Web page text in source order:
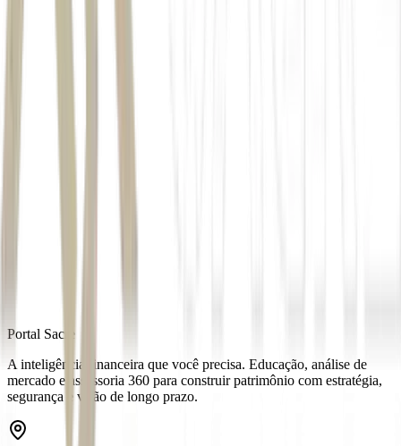
Portal Sacre
A inteligência financeira que você precisa. Educação, análise de
mercado e assessoria 360 para construir patrimônio com estratégia,
segurança e visão de longo prazo.